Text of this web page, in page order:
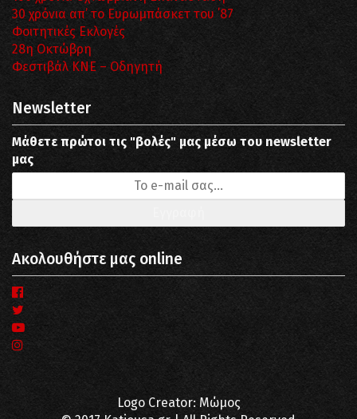
30 χρόνια απ’ το Ευρωμπάσκετ του ΄87
Φοιτητικές Εκλογές
28η Οκτώβρη
Φεστιβάλ ΚΝΕ – Οδηγητή
Newsletter
Μάθετε πρώτοι τις "βολές" μας μέσω του newsletter
μας
Ακολουθήστε μας online
Logo Creator: Μώμος